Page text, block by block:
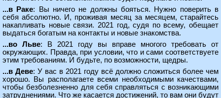
...в Раке: Вы ничего не должны бояться. Нужно поверить в
себя абсолютно. И, проживая месяц за месяцем, старайтесь
накапливать новые связи. 2021 год, судя по всему, обещает
выдаться богатым на контакты и новые знакомства.
...во Льве: В 2021 году вы вправе многого требовать от
окружающих. Правда, при условии, что и сами соответствуете
этим требованиям. И будьте, по возможности, щедры.
...в Деве: У вас в 2021 году всё должно сложиться более чем
хорошо. Вы располагаете всеми необходимыми качествами,
чтобы безболезненно для себя справляться с возникающими
затруднениями. Что же касается достижений, то вам они будут